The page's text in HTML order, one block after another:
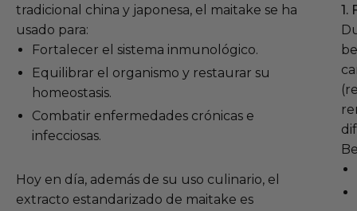
tradicional china y japonesa, el maitake se ha
usado para:
Fortalecer el sistema inmunológico.
Equilibrar el organismo y restaurar su
homeostasis.
Combatir enfermedades crónicas e
infecciosas.
Hoy en día, además de su uso culinario, el
extracto estandarizado de maitake es
1.